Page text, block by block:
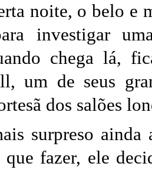
noite, o belo e
investigar
chega lá,
um de seus
dos salões
surpreso ainda
que fazer, ele